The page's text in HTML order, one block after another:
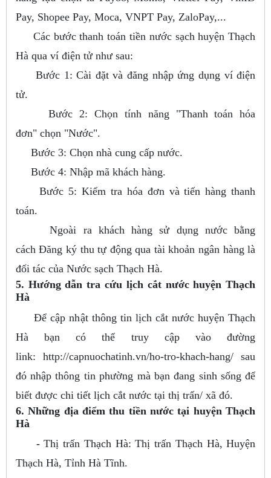
Pay, Shopee Pay, Moca, VNPT Pay, ZaloPay,...
Các bước thanh toán tiền nước sạch huyện Thạch
Hà qua ví điện tử như sau:
Bước 1: Cài đặt và đăng nhập ứng dụng ví điện
tử.
Bước 2: Chọn tính năng "Thanh toán hóa
đơn" chọn "Nước".
Bước 3: Chọn nhà cung cấp nước.
Bước 4: Nhập mã khách hàng.
Bước 5: Kiểm tra hóa đơn và tiến hàng thanh
toán.
Ngoài ra khách hàng sử dụng nước bằng
cách Đăng ký thu tự động qua tài khoản ngân hàng là
đối tác của Nước sạch Thạch Hà.
5. Hướng dẫn tra cứu lịch cắt nước huyện Thạch
Hà
Để cập nhật thông tin lịch cắt nước huyện Thạch
Hà bạn có thể truy cập vào đường
link: http://capnuochatinh.vn/ho-tro-khach-hang/ sau
đó nhập thông tin phường mà bạn đang sinh sống để
biết được chi tiết lịch cắt nước tại thị trấn/ xã đó.
6. Những địa điểm thu tiền nước tại huyện Thạch
Hà
-Thị trấn Thạch Hà: Thị trấn Thạch Hà, Huyện
Thạch Hà, Tỉnh Hà Tĩnh.